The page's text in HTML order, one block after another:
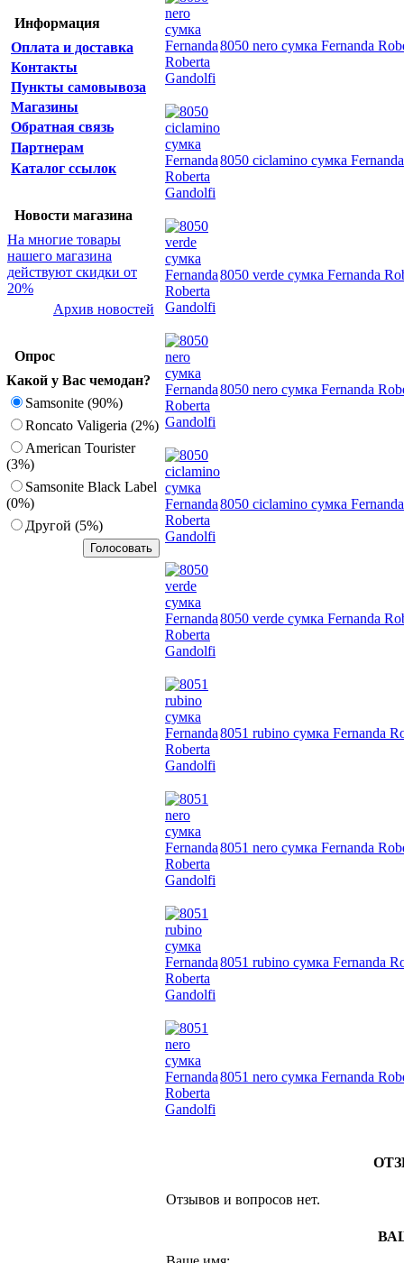
Информация
Оплата и доставка
Контакты
Пункты самовывоза
Магазины
Обратная связь
Партнерам
Каталог ссылок
Новости магазина
На многие товары
нашего магазина
действуют скидки от
20%
Архив новостей
Опрос
Какой у Вас чемодан?
Samsonite (90%)
Roncato Valigeria (2%)
American Tourister
(3%)
Samsonite Black Label
(0%)
Другoй (5%)
8050 nero сумка Fernanda
8050 ciclamino сумка
8050 verde сумка Fernanda
8050 nero сумка Fernanda
8050 ciclamino сумка
8050 verde сумка Fernanda
8051 rubino сумка Fernanda
8051 nero сумка Fernanda
8051 rubino сумка Fernanda
8051 nero сумка Fernanda
Отзывов и вопросов нет.